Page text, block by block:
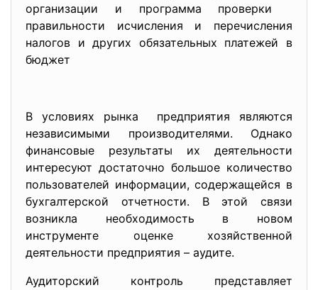
организации и программа проверки
правильности исчисления и перечисления
налогов и других обязательных платежей в
бюджет
В условиях рынка предприятия являются
независимыми производителями. Однако
финансовые результаты их деятельности
интересуют достаточно большое количество
пользователей информации, содержащейся в
бухгалтерской отчетности. В этой связи
возникла необходимость в новом
инструменте оценке хозяйственной
деятельности предприятия – аудите.
Аудиторский контроль представляет